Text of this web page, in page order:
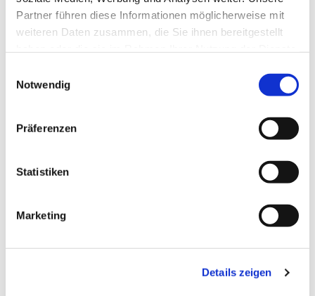
Partner führen diese Informationen möglicherweise mit
weiteren Daten zusammen, die Sie ihnen bereitgestellt
Notwendig
Präferenzen
Statistiken
Marketing
Details zeigen